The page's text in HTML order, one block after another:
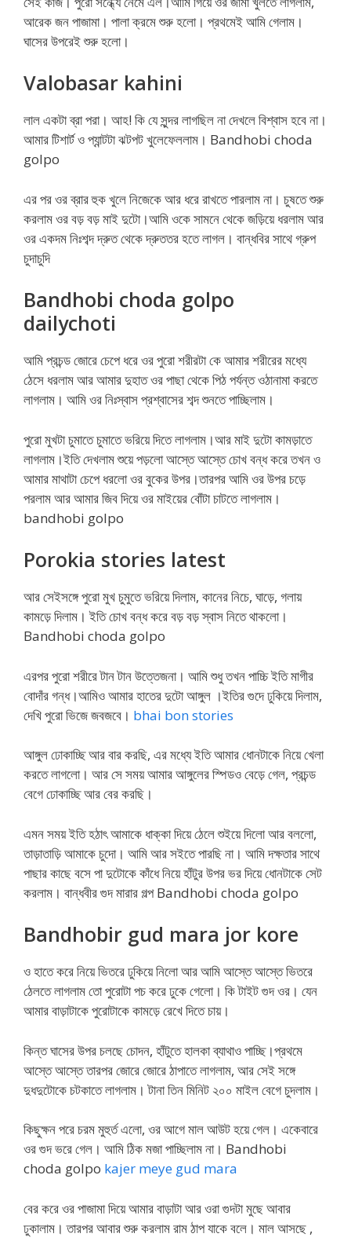
আরেক জন পাজামা। পালা ক্রমে শুরু হলো। প্রথমেই আমি গেলাম।
ঘাসের উপরেই শুরু হলো।
Valobasar kahini
লাল একটা ব্রা পরা। আহ! কি যে সুন্দর লাগছিল না দেখলে বিশ্বাস হবে না।
আমার টিশার্ট ও প্যান্টটা ঝটপট খুলেফেললাম। Bandhobi choda
golpo
এর পর ওর ব্রার হুক খুলে নিজেকে আর ধরে রাখতে পারলাম না। চুষতে শুরু
করলাম ওর বড় বড় মাই দুটো।আমি ওকে সামনে থেকে জড়িয়ে ধরলাম আর
ওর একদম নিঃশব্দ দ্রুত থেকে দ্রুততর হতে লাগল। বান্ধবির সাথে গ্রুপ
চুদাচুদি
Bandhobi choda golpo
dailychoti
আমি প্রচন্ড জোরে চেপে ধরে ওর পুরো শরীরটা কে আমার শরীরের মধ্যে
ঠেসে ধরলাম আর আমার দুহাত ওর পাছা থেকে পিঠ পর্যন্ত ওঠানামা করতে
লাগলাম। আমি ওর নিঃস্বাস প্রশ্বাসের শব্দ শুনতে পাচ্ছিলাম।
পুরো মুখটা চুমাতে চুমাতে ভরিয়ে দিতে লাগলাম।আর মাই দুটো কামড়াতে
লাগলাম।ইতি দেখলাম শুয়ে পড়লো আস্তে আস্তে চোখ বন্ধ করে তখন ও
আমার মাথাটা চেপে ধরলো ওর বুকের উপর।তারপর আমি ওর উপর চড়ে
পরলাম আর আমার জিব দিয়ে ওর মাইয়ের বোঁটা চাটতে লাগলাম।
bandhobi golpo
Porokia stories latest
আর সেইসঙ্গে পুরো মুখ চুমুতে ভরিয়ে দিলাম, কানের নিচে, ঘাড়ে, গলায়
কামড়ে দিলাম। ইতি চোখ বন্ধ করে বড় বড় স্বাস নিতে থাকলো।
Bandhobi choda golpo
এরপর পুরো শরীরে টান টান উত্তেজনা। আমি শুধু তখন পাচ্চি ইতি মাগীর
বোদাঁর গন্ধ।আমিও আমার হাতের দুটো আঙ্গুল ।ইতির গুদে ঢুকিয়ে দিলাম,
দেখি পুরো ভিজে জবজবে। bhai bon stories
আঙ্গুল ঢোকাচ্ছি আর বার করছি, এর মধ্যে ইতি আমার ধোনটাকে নিয়ে খেলা
করতে লাগলো। আর সে সময় আমার আঙ্গুলের স্পিডও বেড়ে গেল, প্রচন্ড
বেগে ঢোকাচ্ছি আর বের করছি।
এমন সময় ইতি হঠাৎ আমাকে ধাক্কা দিয়ে ঠেলে শুইয়ে দিলো আর বললো,
তাড়াতাড়ি আমাকে চুদো। আমি আর সইতে পারছি না। আমি দক্ষতার সাথে
পাছার কাছে বসে পা দুটোকে কাঁধে নিয়ে হাঁটুর উপর ভর দিয়ে ধোনটাকে সেট
করলাম। বান্ধবীর গুদ মারার গল্প Bandhobi choda golpo
Bandhobir gud mara jor kore
ও হাতে করে নিয়ে ভিতরে ঢুকিয়ে নিলো আর আমি আস্তে আস্তে ভিতরে
ঠেলতে লাগলাম তো পুরোটা পচ করে ঢুকে গেলো। কি টাইট গুদ ওর। যেন
আমার বাড়াটাকে পুরোটাকে কামড়ে রেখে দিতে চায়।
কিন্ত ঘাসের উপর চলছে চোদন, হাঁটুতে হালকা ব্যাথাও পাচ্ছি।প্রথমে
আস্তে আস্তে তারপর জোরে জোরে ঠাপাতে লাগলাম, আর সেই সঙ্গে
দুধদুটোকে চটকাতে লাগলাম। টানা তিন মিনিট ২০০ মাইল বেগে চুদলাম।
কিছুক্ষন পরে চরম মুহুর্ত এলো, ওর আগে মাল আউট হয়ে গেল। একেবারে
ওর গুদ ভরে গেল। আমি ঠিক মজা পাচ্ছিলাম না। Bandhobi
choda golpo kajer meye gud mara
বের করে ওর পাজামা দিয়ে আমার বাড়াটা আর ওরা গুদটা মুছে আবার
ঢুকালাম। তারপর আবার শুরু করলাম রাম ঠাপ যাকে বলে। মাল আসছে ,